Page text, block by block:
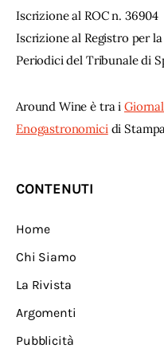
Iscrizione al ROC n. 36904
Iscrizione al Registro per
Periodici del Tribunale di
Around Wine è tra i
Enogastronomicidi
CONTENUTI
Home
Chi Siamo
La Rivista
Argomenti
Pubblicità